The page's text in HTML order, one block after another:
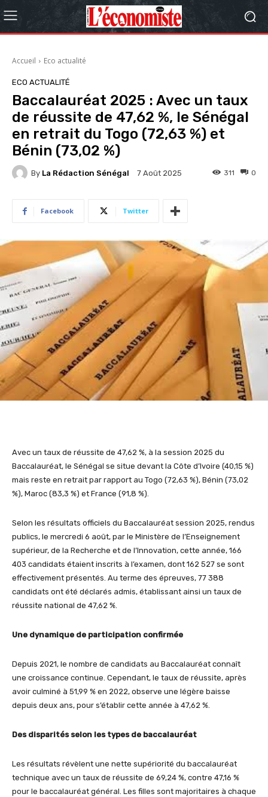
Accueil Eco actualité
ECO ACTUALITÉ
Baccalauréat 2025 : Avec un taux
de réussite de 47,62 %, le Sénégal
en retrait du Togo (72,63 %) et
Bénin (73,02 %)
By La Rédaction Sénégal 7 Août 2025 0
311
Facebook Twitter
Avec un taux de réussite de 47,62 %, à la session 2025 du
Baccalauréat, le Sénégal se situe devant la Côte d’Ivoire (40,15 %)
mais reste en retrait par rapport au Togo (72,63 %), Bénin (73,02
%), Maroc (83,3 %) et France (91,8 %).
Selon les résultats officiels du Baccalauréat session 2025, rendus
publics, le mercredi 6 août, par le Ministère de l’Enseignement
supérieur, de la Recherche et de l’Innovation, cette année, 166
403 candidats étaient inscrits à l’examen, dont 162 527 se sont
effectivement présentés. Au terme des épreuves, 77 388
candidats ont été déclarés admis, établissant ainsi un taux de
réussite national de 47,62 %.
Une dynamique de participation confirmée
Depuis 2021, le nombre de candidats au Baccalauréat connaît
une croissance continue. Cependant, le taux de réussite, après
avoir culminé à 51,99 % en 2022, observe une légère baisse
depuis deux ans, pour s’établir cette année à 47,62 %.
Des disparités selon les types de baccalauréat
Les résultats révèlent une nette supériorité du baccalauréat
technique avec un taux de réussite de 69,24 %, contre 47,16 %
pour le baccalauréat général. Les filles sont majoritaires à chaque